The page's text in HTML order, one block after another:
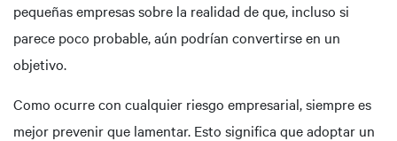
pequeñas empresas sobre la realidad de que, incluso si
parece poco probable, aún podrían convertirse en un
objetivo.
Como ocurre con cualquier riesgo empresarial, siempre es
mejor prevenir que lamentar. Esto significa que adoptar un